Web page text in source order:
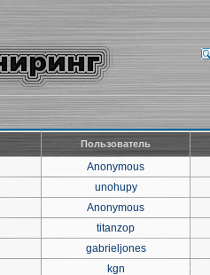
Пользователь
Anonymous
unohupy
Anonymous
titanzop
gabrieljones
kgn